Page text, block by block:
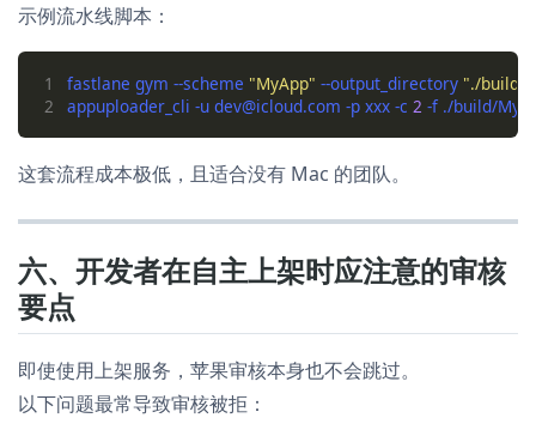
示例流水线脚本：
1 fastlane gym --scheme "MyApp" --output_directory "./build"
2
appuploader_cli -u dev@icloud.com -p xxx -c 2
这套流程成本极低，且适合没有 Mac 的团队。
六、开发者在自主上架时应注意的审核
要点
即使使用上架服务，苹果审核本身也不会跳过。
以下问题最常导致审核被拒：